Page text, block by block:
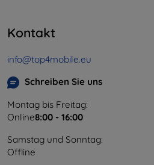
Kontakt
info@top4mobile.eu
Schreiben Sie uns
Montag bis Freitag:
Online8:00 - 16:00
Samstag und Sonntag:
Offline